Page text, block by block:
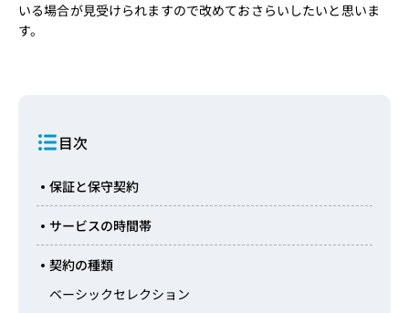
いる場合が見受けられますので改めておさらいしたいと思いま
す。
目次
保証と保守契約
サービスの時間帯
契約の種類
ベーシックセレクション